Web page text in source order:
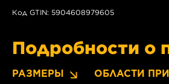
Код GTIN: 5904608979605
Подробности о
РАЗМЕРЫ ОБЛАСТИ